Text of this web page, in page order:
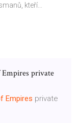
kteří…
private
Empires private